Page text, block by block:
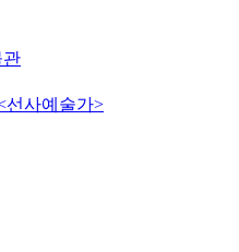
관
선사예술가>